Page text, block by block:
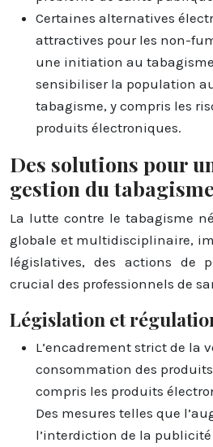
Certaines alternatives
attractives pour les non-
une initiation au
sensibiliser la population
tabagisme, y compris les
produits électroniques.
Des solutions pour
gestion du tabagisme
La lutte contre le tabagisme
globale et multidisciplinaire,
législatives, des actions de
crucial des professionnels de
Législation et
L’encadrement strict de la
consommation des
compris les produits
Des mesures telles que
l’interdiction de la